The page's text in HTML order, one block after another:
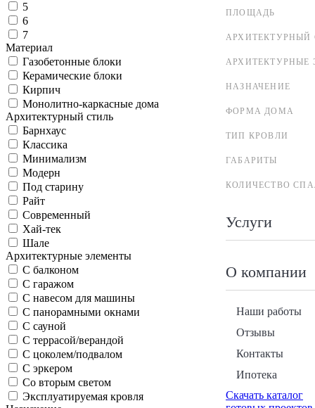
ПЛОЩАДЬ
АРХИТЕКТУРНЫЙ
АРХИТЕКТУРНЫЕ
НАЗНАЧЕНИЕ
ФОРМА ДОМА
ТИП КРОВЛИ
ГАБАРИТЫ
КОЛИЧЕСТВО
Услуги
О компании
Наши работы
Отзывы
Контакты
Ипотека
Скачать каталог
5
6
7
Материал
Газобетонные блоки
Керамические блоки
Кирпич
Монолитно-каркасные дома
Архитектурный стиль
Барнхаус
Классика
Минимализм
Модерн
Под старину
Райт
Современный
Хай-тек
Шале
Архитектурные элементы
С балконом
С гаражом
С навесом для машины
С панорамными окнами
С сауной
С террасой/верандой
С цоколем/подвалом
С эркером
Со вторым светом
Эксплуатируемая кровля